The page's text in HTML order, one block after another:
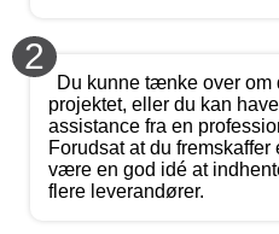
2
Du kunne tænke over om
projektet, eller du kan
assistance fra en
Forudsat at du
være en god idé at
flere leverandører.